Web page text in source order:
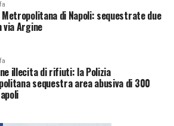
Metropolitana di Napoli: sequestrate due
via Argine
illecita di rifiuti: la Polizia
sequestra area abusiva di 300